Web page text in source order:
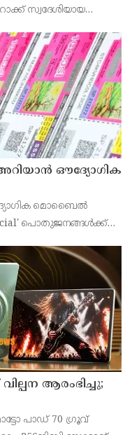
സ്വദേശിയായ
അറിയാൻ ഔദ്യോഗിക
മൊബൈൽ
പൊതുജനങ്ങൾക്ക്
ആരംഭിച്ചു;
പാഡ് 70 ഗ്രൂവ്